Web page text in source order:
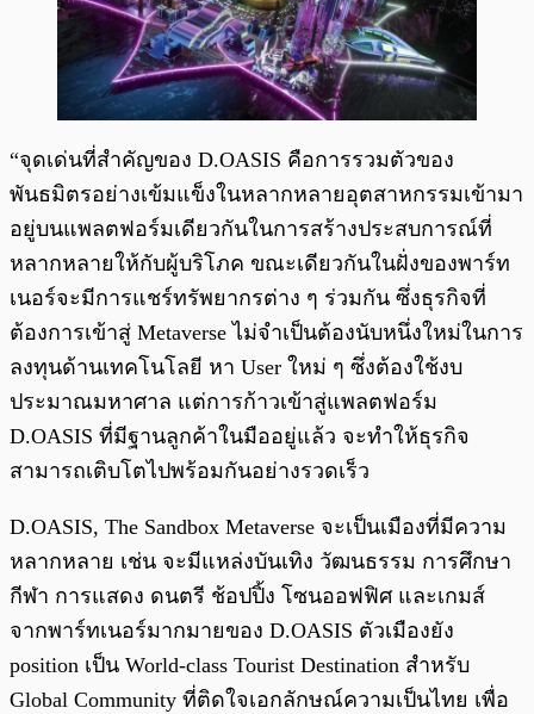
“จุดเด่นที่สำคัญของ D.OASIS คือการรวมตัวของ
พันธมิตรอย่างเข้มแข็งในหลากหลายอุตสาหกรรมเข้ามา
อยู่บนแพลตฟอร์มเดียวกันในการสร้างประสบการณ์ที่
หลากหลายให้กับผู้บริโภค ขณะเดียวกันในฝั่งของพาร์ท
เนอร์จะมีการแชร์ทรัพยากรต่าง ๆ ร่วมกัน ซึ่งธุรกิจที่
ต้องการเข้าสู่ Metaverse ไม่จำเป็นต้องนับหนึ่งใหม่ในการ
ลงทุนด้านเทคโนโลยี หา User ใหม่ ๆ ซึ่งต้องใช้งบ
ประมาณมหาศาล แต่การก้าวเข้าสู่แพลตฟอร์ม
D.OASIS ที่มีฐานลูกค้าในมืออยู่แล้ว จะทำให้ธุรกิจ
สามารถเติบโตไปพร้อมกันอย่างรวดเร็ว
D.OASIS, The Sandbox Metaverse จะเป็นเมืองที่มีความ
หลากหลาย เช่น จะมีแหล่งบันเทิง วัฒนธรรม การศึกษา
กีฬา การแสดง ดนตรี ช้อปปิ้ง โซนออฟฟิศ และเกมส์
จากพาร์ทเนอร์มากมายของ D.OASIS ตัวเมืองยัง
position เป็น World-class Tourist Destination สำหรับ
Global Community ที่ติดใจเอกลักษณ์ความเป็นไทย เพื่อ